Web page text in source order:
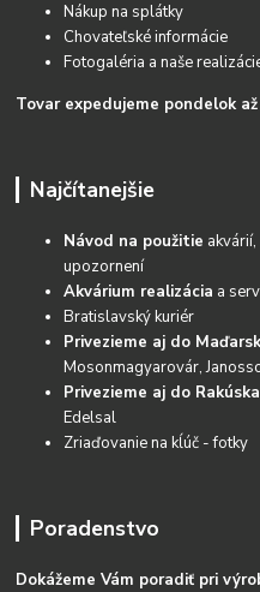
Nákup na splátky
Chovateľské informácie
Fotogaléria a naše
Tovar expedujeme pondelok
Najčítanejšie
Návod na použitie
upozornení
Akvárium realizácia a
Bratislavský kuriér
Privezieme aj do
Mosonmagyarovár,
Privezieme aj do
Edelsal
Zriaďovanie na kĺúč - fotky
Poradenstvo
Dokážeme Vám poradiť pri